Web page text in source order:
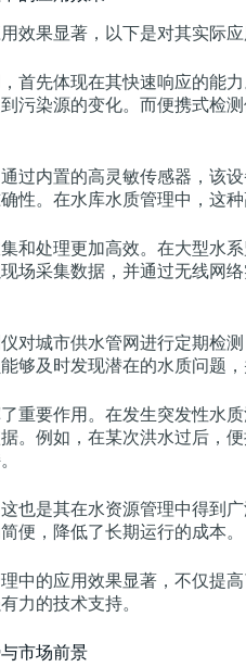
效果显著，以下是对其实际应
首先体现在其快速响应的能
污染源的变化。而便携式检
过内置的高灵敏传感器，该
性。在水库水质管理中，这
和处理更加高效。在大型水
场采集数据，并通过无线网
对城市供水管网进行定期检
够及时发现潜在的水质问题
重要作用。在发生突发性水
。例如，在某次洪水过后，
也是其在水资源管理中得到
便，降低了长期运行的成本。
中的应用效果显著，不仅提
力的技术支持。
市场前景